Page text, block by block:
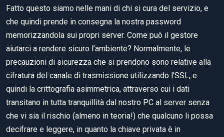
Fatto questo siamo nelle mani di chi si cura del servizio, e
che quindi prende in consegna la nostra password
memorizzandola sui propri server. Come può il gestore
aiutarci a rendere sicuro l’ambiente? Normalmente, le
precauzioni di sicurezza che si prendono sono relative alla
cifratura del canale di trasmissione utilizzando l’SSL, e
quindi la crittografia asimmetrica, attraverso cui i dati
transitano in tutta tranquillità dal nostro PC al server senza
che vi sia il rischio (almeno in teoria!) che qualcuno li possa
decifrare e leggere, in quanto la chiave privata è in